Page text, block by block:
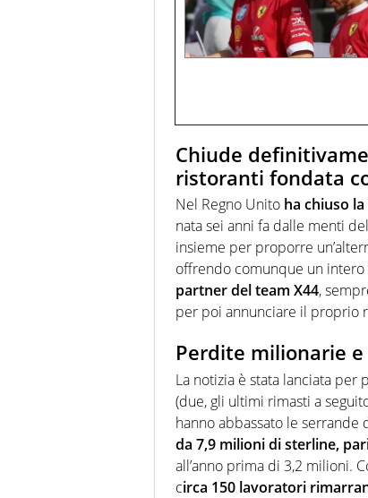
Chiude
ristoranti fondata
Nel Regno Unito ha chiuso
nata sei anni fa dalle menti
insieme per proporre
offrendo comunque un intero
partner del team X44,
per poi annunciare il proprio
Perdite milionarie
La notizia è stata lanciata
(due, gli ultimi rimasti a
hanno abbassato le
da 7,9 milioni di sterline,
all’anno prima di 3,2 milioni.
circa 150 lavoratori